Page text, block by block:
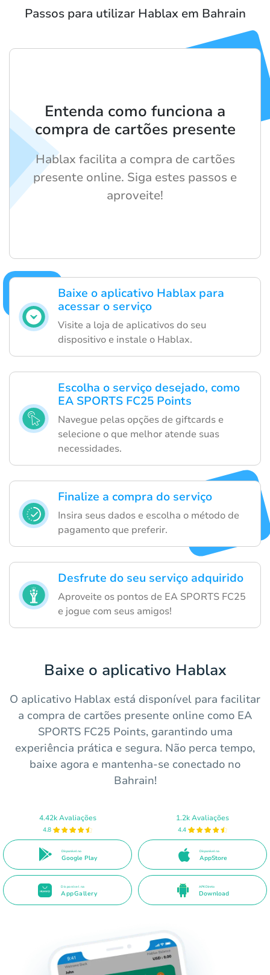
Passos para utilizar Hablax em Bahrain
Baixe o aplicativo Hablax para
acessar o serviço
Visite a loja de aplicativos do seu
dispositivo e instale o Hablax.
Escolha o serviço desejado, como
EA SPORTS FC25 Points
Navegue pelas opções de giftcards e
selecione o que melhor atende suas
necessidades.
Finalize a compra do serviço
Insira seus dados e escolha o método de
pagamento que preferir.
Desfrute do seu serviço adquirido
Aproveite os pontos de EA SPORTS FC25
e jogue com seus amigos!
Entenda como funciona a
compra de cartões presente
Hablax facilita a compra de cartões
presente online. Siga estes passos e
aproveite!
Baixe o aplicativo Hablax
O aplicativo Hablax está disponível para facilitar
a compra de cartões presente online como EA
SPORTS FC25 Points, garantindo uma
experiência prática e segura. Não perca tempo,
baixe agora e mantenha-se conectado no
Bahrain!
4.42k Avaliações
4.8
Disponível no
Google Play
1.2k Avaliações
4.4
Disponível na
AppStore
Disponível na
AppGallery
APK Direto
Download